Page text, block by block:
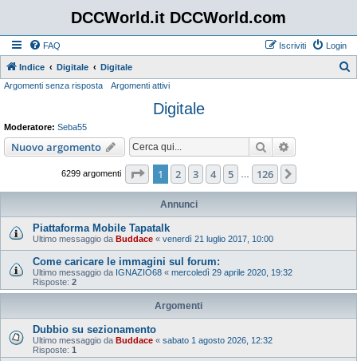
DCCWorld.it DCCWorld.com
FAQ Login
Iscriviti
Indice Digitale Digitale
Argomenti senza risposta Argomenti attivi
Digitale
Moderatore: Seba55
Nuovo argomento Cerca
6299 argomenti Pagina di 126
1 2 3 4 5 126
Annunci
Piattaforma Mobile Tapatalk
Ultimo messaggio da Buddace « venerdì 21 luglio 2017, 10:00
Come caricare le immagini sul forum:
Ultimo messaggio da IGNAZIO68 « mercoledì 29 aprile 2020, 19:32
Risposte: 2
Argomenti
Dubbio su sezionamento
Ultimo messaggio da Buddace « sabato 1 agosto 2026, 12:32
Risposte: 1